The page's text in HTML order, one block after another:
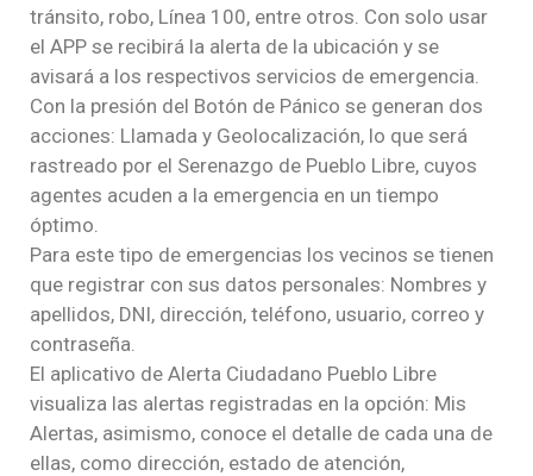
tránsito, robo, Línea 100, entre otros. Con solo usar
el APP se recibirá la alerta de la ubicación y se
avisará a los respectivos servicios de emergencia.
Con la presión del Botón de Pánico se generan dos
acciones: Llamada y Geolocalización, lo que será
rastreado por el Serenazgo de Pueblo Libre, cuyos
agentes acuden a la emergencia en un tiempo
óptimo.
Para este tipo de emergencias los vecinos se tienen
que registrar con sus datos personales: Nombres y
apellidos, DNI, dirección, teléfono, usuario, correo y
contraseña.
El aplicativo de Alerta Ciudadano Pueblo Libre
visualiza las alertas registradas en la opción: Mis
Alertas, asimismo, conoce el detalle de cada una de
ellas, como dirección, estado de atención,